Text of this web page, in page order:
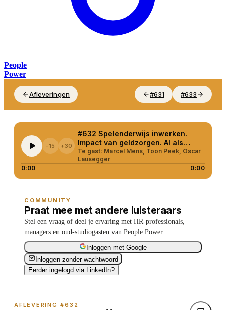
People
Power
Afleveringen #631 #633
-15 +30
#632 Spelenderwijs inwerken.
Impact van geldzorgen. AI als
collega.
Te gast: Marcel Mens, Toon Peek, Oscar
Lausegger
0:00
0:00
COMMUNITY
Praat mee met andere luisteraars
Stel een vraag of deel je ervaring met HR-professionals,
managers en oud-studiogasten van People Power.
Inloggen met Google
Inloggen zonder wachtwoord
Eerder ingelogd via LinkedIn?
AFLEVERING #632